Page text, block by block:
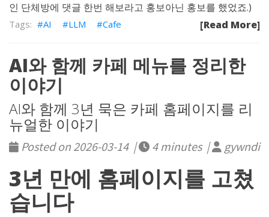
인 단체방에 댓글 한번 해보라고 홍보아닌 홍보를 했었죠.)
[Read More]
AI LLM Cafe
AI와 함께 카페 메뉴를 정리한
이야기
AI와 함께 3년 묵은 카페 홈페이지를 리
뉴얼한 이야기
Posted on 2026-03-14 | 4 minutes | gywndi
3년 만에 홈페이지를 고쳤
습니다